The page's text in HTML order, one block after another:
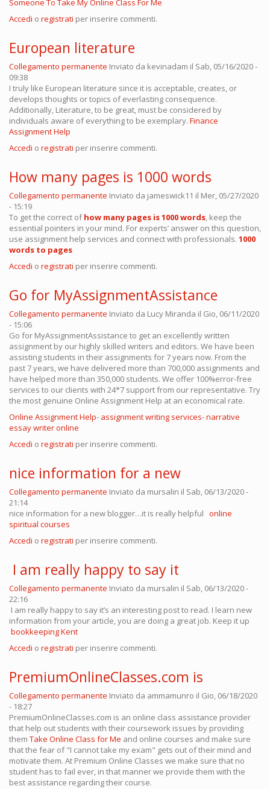
Someone To Take My Online Class For Me
Accedi o registrati per inserire commenti.
European literature
Collegamento permanente Inviato da kevinadam il Sab, 05/16/2020 -
09:38
I truly like European literature since it is acceptable, creates, or
develops thoughts or topics of everlasting consequence.
Additionally, Literature, to be great, must be considered by
individuals aware of everything to be exemplary. Finance
Assignment Help
Accedi o registrati per inserire commenti.
How many pages is 1000 words
Collegamento permanente Inviato da jameswick11 il Mer, 05/27/2020
- 15:19
To get the correct ofhow many pages is 1000 words, keep the
essential pointers in your mind. For experts’ answer on this question,
use assignment help services and connect with professionals. 1000
words to pages
Accedi o registrati per inserire commenti.
Go for MyAssignmentAssistance
Collegamento permanente Inviato da Lucy Miranda il Gio, 06/11/2020
- 15:06
Go for MyAssignmentAssistance to get an excellently written
assignment by our highly skilled writers and editors. We have been
assisting students in their assignments for 7 years now. From the
past 7 years, we have delivered more than 700,000 assignments and
have helped more than 350,000 students. We offer 100%error-free
services to our clients with 24*7 support from our representative. Try
the most genuine Online Assignment Help at an economical rate.
Online Assignment Help- assignment writing services-narrative
essay writer online
Accedi o registrati per inserire commenti.
nice information for a new
Collegamento permanente Inviato da mursalin il Sab, 06/13/2020 -
21:14
nice information for a new blogger…it is really helpful online
spiritual courses
Accedi o registrati per inserire commenti.
I am really happy to say it
Collegamento permanente Inviato da mursalin il Sab, 06/13/2020 -
22:16
I am really happy to say it’s an interesting post to read. I learn new
information from your article, you are doing a great job. Keep it up
bookkeeping Kent
Accedi o registrati per inserire commenti.
PremiumOnlineClasses.com is
Collegamento permanente Inviato da ammamunro il Gio, 06/18/2020
- 18:27
PremiumOnlineClasses.com is an online class assistance provider
that help out students with their coursework issues by providing
them Take Online Class for Me and online courses and make sure
that the fear of "I cannot take my exam" gets out of their mind and
motivate them. At Premium Online Classes we make sure that no
student has to fail ever, in that manner we provide them with the
best assistance regarding their course.